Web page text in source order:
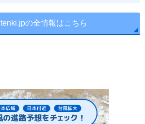
tenki.jpの全情報はこちら